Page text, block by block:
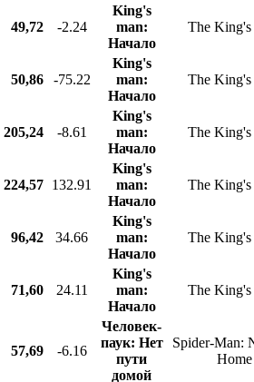
49,72 -2.24
King's
man:
Начало
The King's
50,86 -75.22
King's
man:
Начало
The King's
205,24 -8.61
King's
man:
Начало
The King's
224,57 132.91
King's
man:
Начало
The King's
96,42 34.66
King's
man:
Начало
The King's
71,60 24.11
King's
man:
Начало
The King's
57,69 -6.16
Человек-
паук: Нет
пути
домой
Spider-Man:
Home